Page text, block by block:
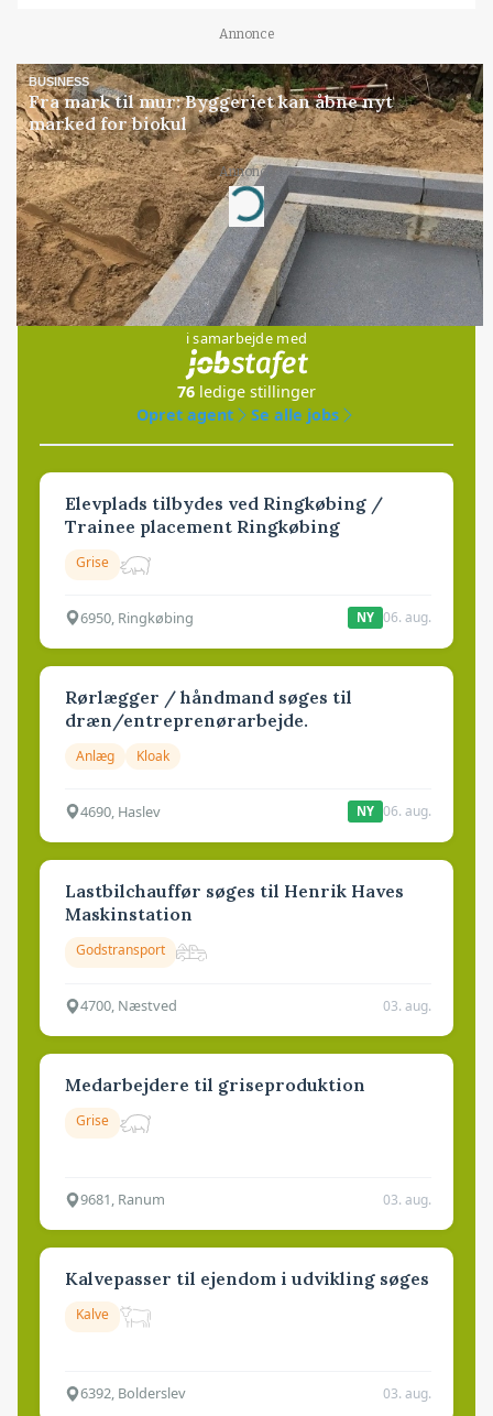
Annonce
BUSINESS
Fra mark til mur: Byggeriet kan åbne nyt
marked for biokul
Annonce
Loading...
Jobs
i samarbejde med
76 ledige stillinger
Opret agent
Se alle jobs
Elevplads tilbydes ved Ringkøbing /
Trainee placement Ringkøbing
Grise
6950, Ringkøbing NY 06. aug.
Rørlægger / håndmand søges til
dræn/entreprenørarbejde.
Anlæg Kloak
4690, Haslev NY 06. aug.
Lastbilchauffør søges til Henrik Haves
Maskinstation
Godstransport
4700, Næstved 03. aug.
Medarbejdere til griseproduktion
Grise
9681, Ranum 03. aug.
Kalvepasser til ejendom i udvikling søges
Kalve
6392, Bolderslev 03. aug.